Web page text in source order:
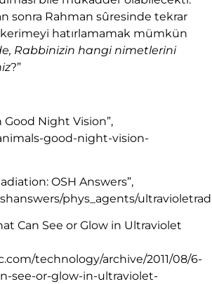
sonra Rahman sûresinde tekrar
hatırlamamak mümkün
Rabbinizin hangi nimetlerini
?”
Good Night Vision”,
good-night-vision-
OSH Answers”,
phys_agents/
Can See or Glow in Ultraviolet
technology/archive/2011/08/6-
see-or-glow-in-ultraviolet-